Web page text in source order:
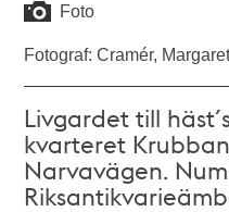
Foto
Fotograf: Cramér,
Livgardet till
kvarteret
Narvavägen.